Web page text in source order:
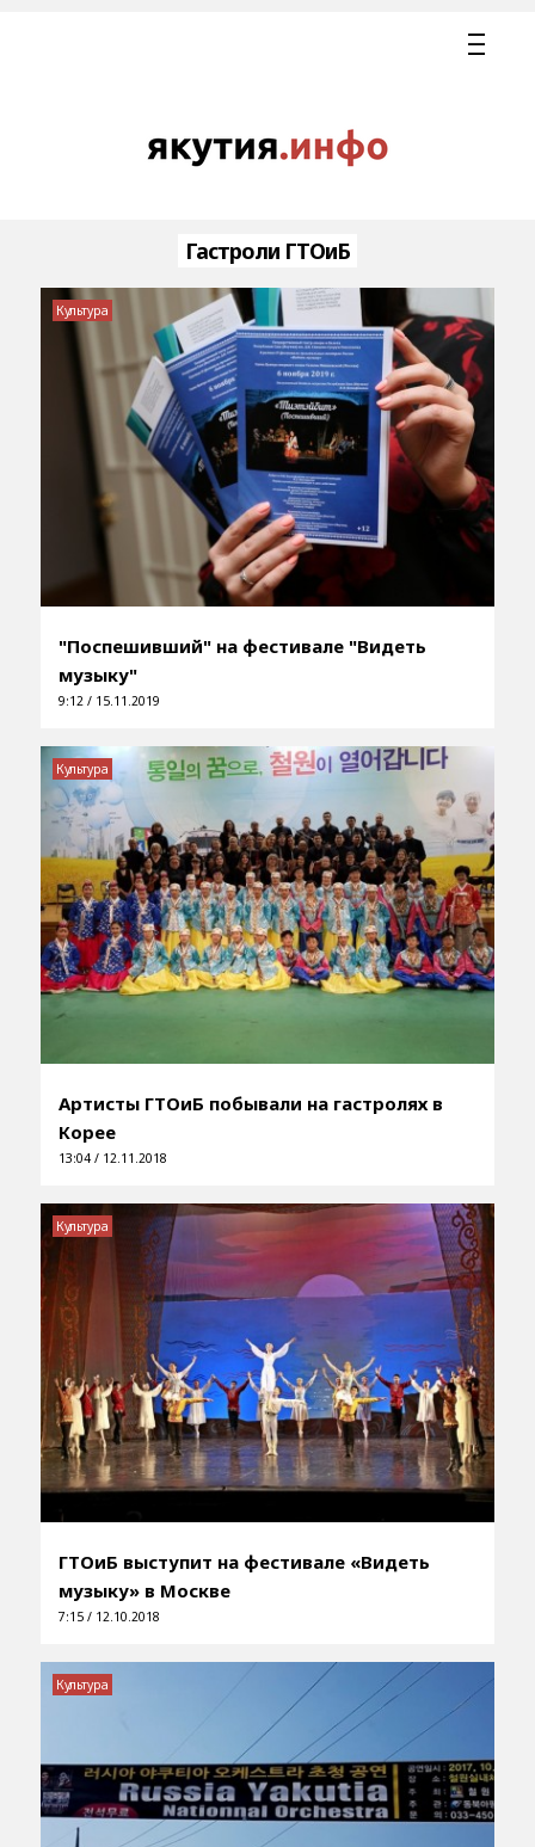
Гастроли ГТОиБ
"Поспешивший" на фестивале "Видеть
музыку"
9:12 / 15.11.2019
Культура
Артисты ГТОиБ побывали на гастролях в
Корее
13:04 / 12.11.2018
Культура
ГТОиБ выступит на фестивале «Видеть
музыку» в Москве
7:15 / 12.10.2018
Культура
Культура